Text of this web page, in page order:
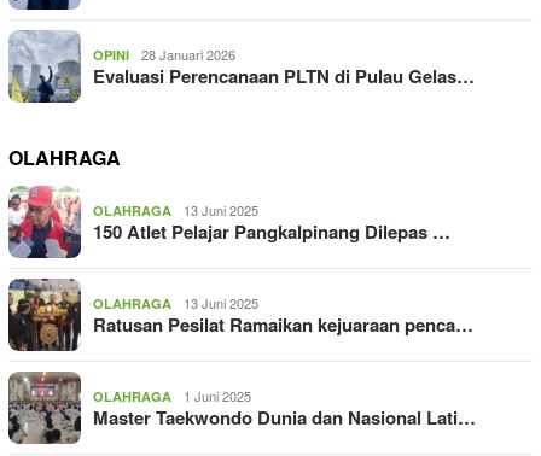
OPINI 28 Januari 2026
Evaluasi Perencanaan PLTN di Pulau Gelas…
OLAHRAGA
OLAHRAGA 13 Juni 2025
150 Atlet Pelajar Pangkalpinang Dilepas …
OLAHRAGA 13 Juni 2025
Ratusan Pesilat Ramaikan kejuaraan penca…
OLAHRAGA 1 Juni 2025
Master Taekwondo Dunia dan Nasional Lati…